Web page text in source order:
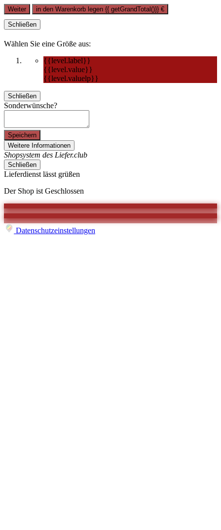
Weiter in den Warenkorb legen {{ getGrandTotal()}} €
Schließen
Wählen Sie eine Größe aus:
{{level.label}}
{{level.value}}
{{level.valuelp}}
Schließen
Sonderwünsche?
Speichern
Weitere Informationen
Shopsystem des Liefer.club
Schließen
Lieferdienst lässt grüßen
Der Shop ist Geschlossen
Datenschutzeinstellungen